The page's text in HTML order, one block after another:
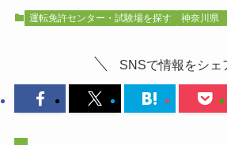
運転免許センター・試験場を探す 神奈川県
SNSで情報をシェ